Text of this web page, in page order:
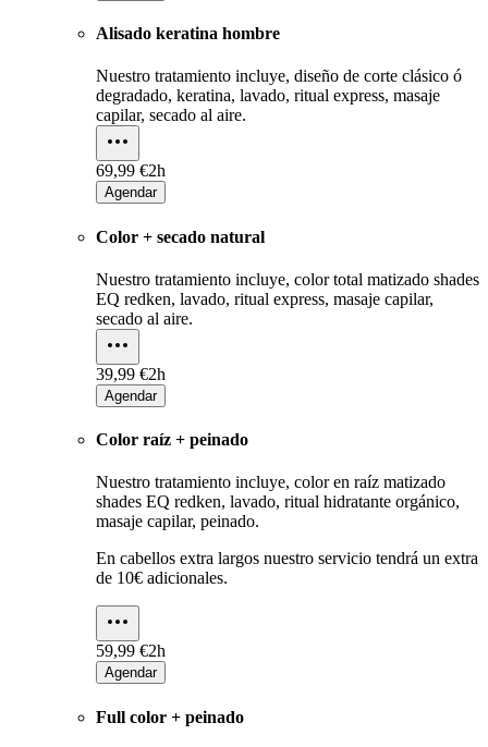
Alisado keratina hombre
Nuestro tratamiento incluye, diseño de corte clásico ó
degradado, keratina, lavado, ritual express, masaje
capilar, secado al aire.
69,99 €2h
Agendar
Color + secado natural
Nuestro tratamiento incluye, color total matizado shades
EQ redken, lavado, ritual express, masaje capilar,
secado al aire.
39,99 €2h
Agendar
Color raíz + peinado
Nuestro tratamiento incluye, color en raíz matizado
shades EQ redken, lavado, ritual hidratante orgánico,
masaje capilar, peinado.
En cabellos extra largos nuestro servicio tendrá un extra
de 10€ adicionales.
59,99 €2h
Agendar
Full color + peinado